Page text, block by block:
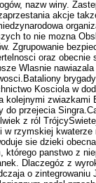
nazw winy.
akcje
to nie mozna
Zgrupowanie
oraz obecnie
Wlasnie
Kosciola w
kolejnymi zwiazkami
do przejecia
z ról
w rzymskiej
sie dzieki
którego panstwo z
Dlaczegóz z
o zintegrowaniu